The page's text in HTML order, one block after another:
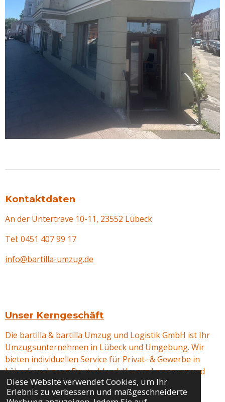
Diese Website verwendet Cookies, um Ihr
Erlebnis zu verbessern und maßgeschneiderte
Kontaktdaten
An der Untertrave 10-11, 23552 Lübeck
Tel: 0451 407 99 17
info@bartilla-umzug.de
Unser Kerngeschäft
Die bartilla & bartilla Umzug und Logistik GmbH ist Ihr
Umzugsunternehmen in Lübeck und Umgebung. Wir
bieten individuellen Service für Privat- & Gewerbe in
Lübeck und ganz Deutschland. Umzug Lagerung und
Haushaltsauflösungen.
© 2024 bartilla & bartilla Umzug und Logistik GmbH